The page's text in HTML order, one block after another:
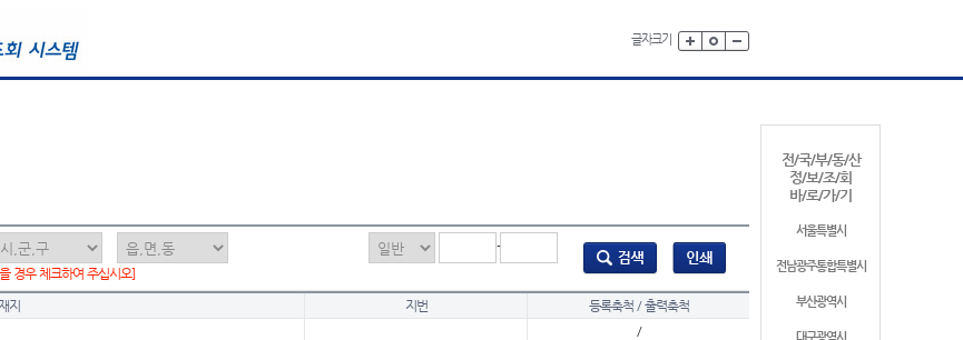
글자크기
전/국/부/동/산
정/보/조/회
바/로/가/기
서울특별시
전남광주통합특별시
부산광역시
-
경우 체크하여 주십시오]
지 지번
등록축척 / 출력축척
/